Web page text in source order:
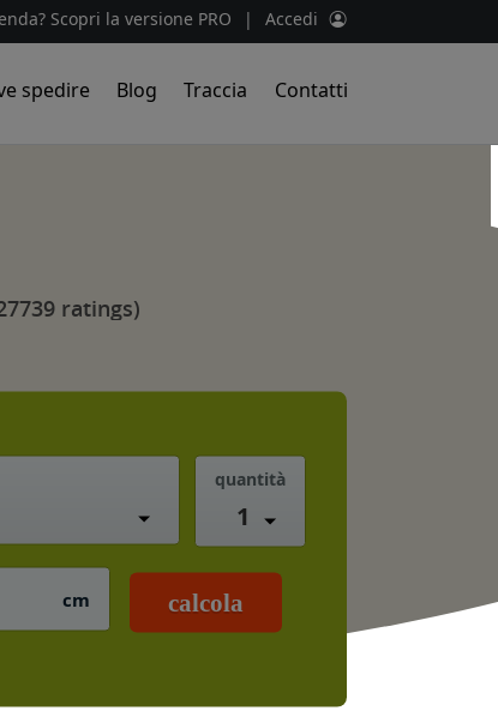
Scopri la versione PRO | Accedi
spedire Blog Traccia Contatti
ratings)
quantità
1
cm calcola